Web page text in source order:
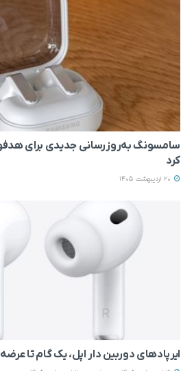
سامسونگ به‌روزرسانی جدیدی برای
کرد
ایرپادهای دوربین دار اپل، یک گام تا عرضه